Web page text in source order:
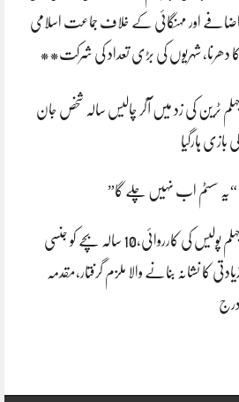
اضافے اور مہنگائی کے خلاف جماعت اسلامی
کا دھرنا، شہریوں کی بڑی تعداد کی شرکت**
ٹرین کی زد میں آکر چالیس سالہ شخص جان
بازی ہارگیا
“یہ سسٹم اب نہیں چلے گا”
جہلم پولیس کی کارروائی،10 سالہ بچے کو جنسی
کا نشانہ بنانے والا ملزم گرفتار،مقدمہ
درج